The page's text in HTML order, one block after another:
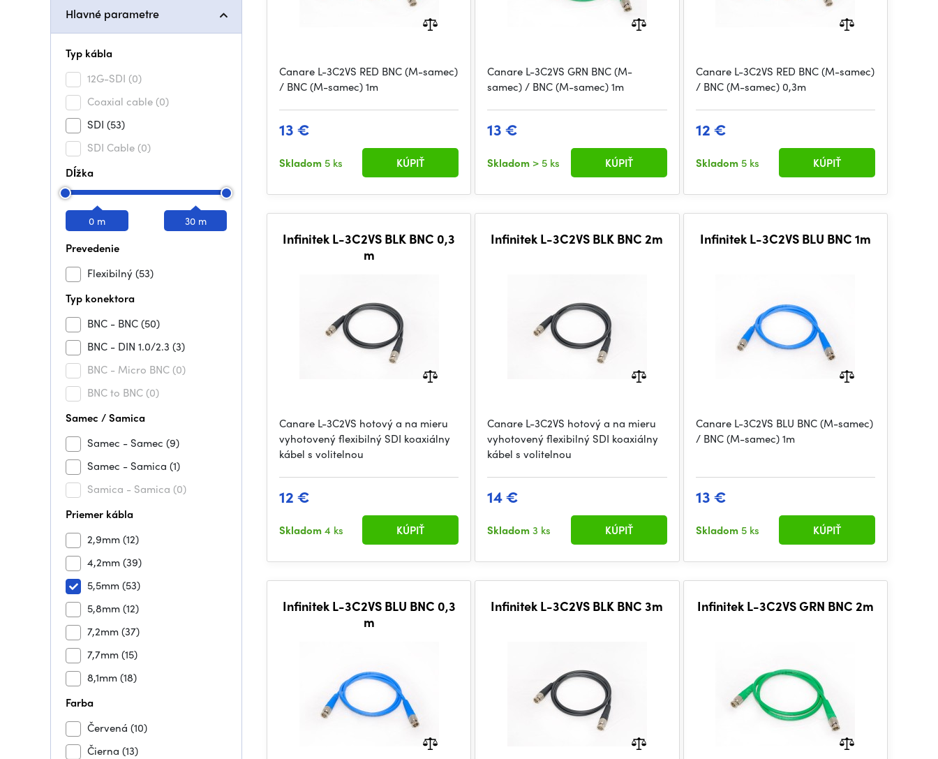
Hlavné parametre
Typ kábla
12G-SDI (0)
Coaxial cable (0)
SDI (53)
SDI Cable (0)
Dĺžka
0 m 30 m
Prevedenie
Flexibilný(53)
Typ konektora
BNC - BNC(50)
BNC - DIN 1.0/2.3 (3)
BNC - Micro BNC (0)
BNC to BNC (0)
Samec / Samica
Samec - Samec (9)
Samec - Samica (1)
Samica - Samica (0)
Priemer kábla
2,9mm(12)
4,2mm(39)
5,5mm(53)
5,8mm(12)
7,2mm(37)
7,7mm(15)
8,1mm(18)
Farba
Červená (10)
Čierna (13)
Canare L-3C2VS RED BNC (M-samec)
/ BNC (M-samec) 1m
13 €
Skladom 5 ks KÚPIŤ
Canare L-3C2VS GRN BNC (M-
samec) / BNC (M-samec) 1m
13 €
Skladom > 5 ks KÚPIŤ
Canare L-3C2VS RED BNC (M-samec)
/ BNC (M-samec) 0,3m
12 €
Skladom 5 ks KÚPIŤ
Infinitek L-3C2VS BLK BNC 0,3
m
Canare L-3C2VS hotový a na mieru
vyhotovený flexibilný SDI koaxiálny
kábel s volitelnou
12 €
Skladom4 ks KÚPIŤ
Infinitek L-3C2VS BLK BNC 2m
Canare L-3C2VS hotový a na mieru
vyhotovený flexibilný SDI koaxiálny
kábel s volitelnou
14 €
Skladom3 ks KÚPIŤ
Infinitek L-3C2VS BLU BNC 1m
Canare L-3C2VS BLU BNC (M-samec)
/ BNC (M-samec) 1m
13 €
Skladom 5 ks KÚPIŤ
Infinitek L-3C2VS BLU BNC 0,3
m
Infinitek L-3C2VS BLK BNC 3m Infinitek L-3C2VS GRN BNC 2m